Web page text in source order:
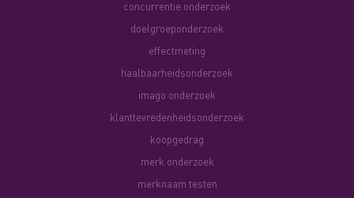
concurrentie onderzoek
doelgroeponderzoek
effectmeting
haalbaarheidsonderzoek
imago onderzoek
klanttevredenheidsonderzoek
koopgedrag
merk onderzoek
merknaam testen